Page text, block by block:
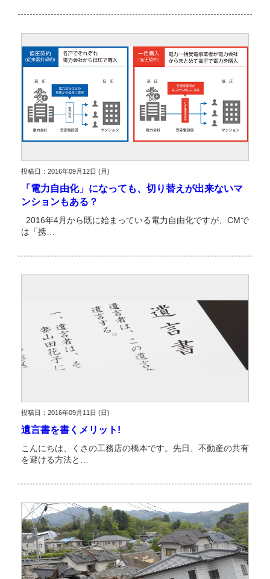
投稿日：2016年09月12日 (月)
「電力自由化」になっても、切り替えが出来ないマ
ンションもある？
2016年4月から既に始まっている電力自由化ですが、CMで
は「携…
投稿日：2016年09月11日 (日)
遺言書を書くメリット!
こんにちは、くさの工務店の橋本です。先日、不動産の共有
を避ける方法と…